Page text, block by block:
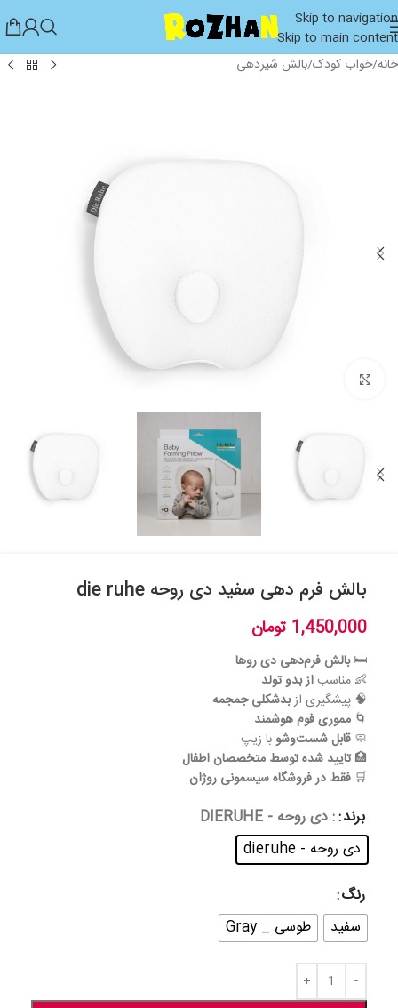
Skip to navigation
Skip to main content
خانه/خواب کودک/بالش شیردهی
بالش فرم دهی سفید دی روحه die ruhe
1,450,000 تومان
🛏️بالش فرم‌دهی دی روها
👶 مناسباز بدو تولد
🧠 پیشگیری ازبدشکلی جمجمه
🌀 مموری فوم هوشمند
🧼 قابل شست‌وشوبا زیپ
🏥 تایید شده توسط متخصصان اطفال
🛒 فقط در فروشگاه سیسمونی روژان
برند : دی روحه - DIERUHE
دی روحه - dieruhe
رنگ
سفید
طوسی _ Gray